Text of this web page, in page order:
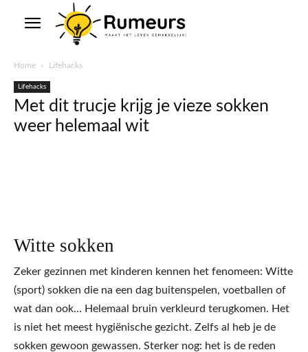
Home Lifehacks
Lifehacks
Met dit trucje krijg je vieze sokken
weer helemaal wit
Witte sokken
Zeker gezinnen met kinderen kennen het fenomeen: Witte
(sport) sokken die na een dag buitenspelen, voetballen of
wat dan ook… Helemaal bruin verkleurd terugkomen. Het
is niet het meest hygiënische gezicht. Zelfs al heb je de
sokken gewoon gewassen. Sterker nog: het is de reden